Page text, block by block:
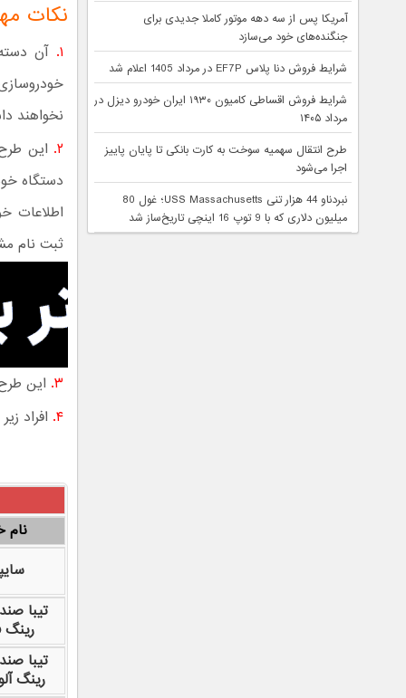
نکات
۱.‌
نخواهند
۲. این
دستگاه
اطلاعات
ثبت نام
۳. این
۴. افراد زیر ۱۸ سال قادر به ثبت نام نخواهند بود.
نام
سایپا
تیبا
رینگ
تیبا
رینگ
آمریکا پس از سه دهه موتور کاملا جدیدی برای
جنگنده‌های خود می‌سازد
شرایط فروش دنا پلاس EF7P در مرداد 1405 اعلام شد
شرایط فروش اقساطی کامیون ۱۹۳۰ ایران خودرو دیزل در
مرداد ۱۴۰۵
طرح انتقال سهمیه سوخت به کارت بانکی تا پایان پاییز
اجرا می‌شود
نبردناو 44 هزار تنی USS Massachusetts؛ غول 80
میلیون دلاری که با 9 توپ 16 اینچی تاریخ‌ساز شد